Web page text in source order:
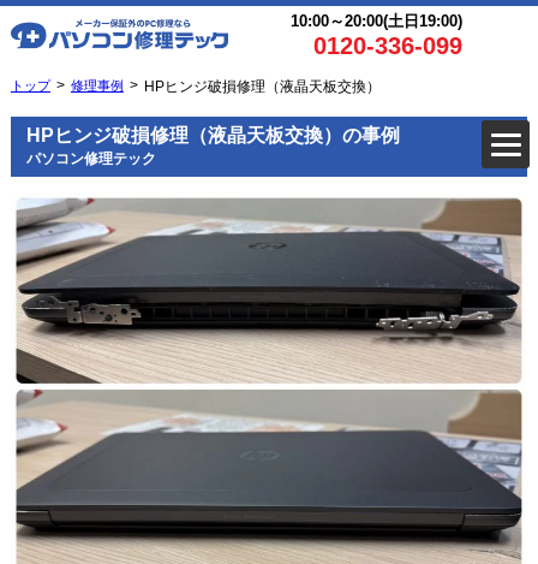
10:00～20:00(土日19:00)
0120-336-099
トップ 修理事例 HPヒンジ破損修理（液晶天板交換）
HPヒンジ破損修理（液晶天板交換）の事例
パソコン修理テック